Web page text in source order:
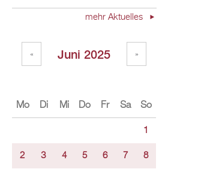
mehr Aktuelles
Juni 2025
« »
Mo Di Mi Do Fr Sa So
1
2 3 4 5 6 7 8